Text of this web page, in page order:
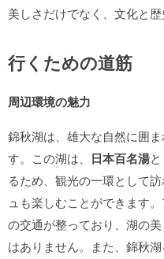
美しさだけでなく、文化と
行くための道筋
周辺環境の魅力
錦秋湖は、雄大な自然に囲
す。この湖は、 日本百名湯
るため、観光の一環として
ュも楽しむことができます
の交通が整っており、湖の
はありません。また、錦秋